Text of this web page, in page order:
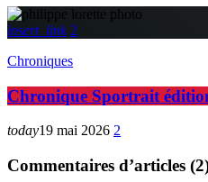
insert_link 2
Chroniques
Chronique Sportrait
today19 mai 2026 2
Commentaires d’articles